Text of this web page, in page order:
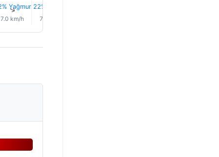
Yağmur
↑
7.0 km/h
22% Yağmur
7.0 km/h